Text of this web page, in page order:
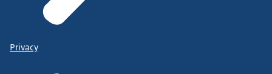
Privacy